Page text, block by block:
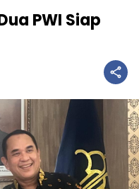
PWI Siap